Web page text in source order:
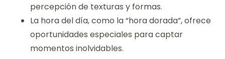
percepción de texturas y formas.
La hora del día, como la “hora dorada”, ofrece
oportunidades especiales para captar
momentos inolvidables.